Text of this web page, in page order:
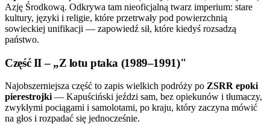
Azję Środkową. Odkrywa tam nieoficjalną twarz imperium: stare
kultury, języki i religie, które przetrwały pod powierzchnią
sowieckiej unifikacji — zapowiedź sił, które kiedyś rozsadzą
państwo.
Część II – „Z lotu ptaka (1989–1991)"
Najobszerniejsza część to zapis wielkich podróży po ZSRR epoki
pierestrojki — Kapuściński jeździ sam, bez opiekunów i tłumaczy,
zwykłymi pociągami i samolotami, po kraju, który zaczyna mówić
na głos i rozpadać się jednocześnie.